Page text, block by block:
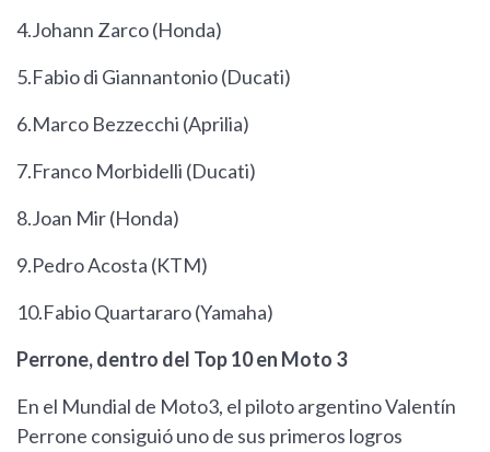
4.Johann Zarco (Honda)
5.Fabio di Giannantonio (Ducati)
6.Marco Bezzecchi (Aprilia)
7.Franco Morbidelli (Ducati)
8.Joan Mir (Honda)
9.Pedro Acosta (KTM)
10.Fabio Quartararo (Yamaha)
Perrone, dentro del Top 10 en Moto 3
En el Mundial de Moto3, el piloto argentino Valentín
Perrone consiguió uno de sus primeros logros